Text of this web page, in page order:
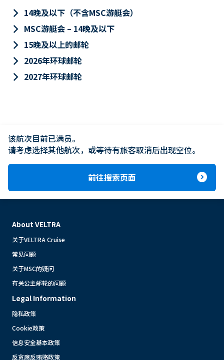
keyboard_arrow_right 14晚及以下（不含MSC游艇会）
keyboard_arrow_right MSC游艇会 – 14晚及以下
keyboard_arrow_right 15晚及以上的邮轮
keyboard_arrow_right 2026年环球邮轮
keyboard_arrow_right 2027年环球邮轮
该航次目前已满员。
请考虑选择其他航次，或等待有旅客取消后出现空位。
前往搜索页面 expand_circle_right
About VELTRA
关于VELTRA Cruise
常见问题
关于MSC的疑问
有关公主邮轮的问题
Legal Information
隐私政策
Cookie政策
信息安全基本政策
反贪腐反贿赂政策